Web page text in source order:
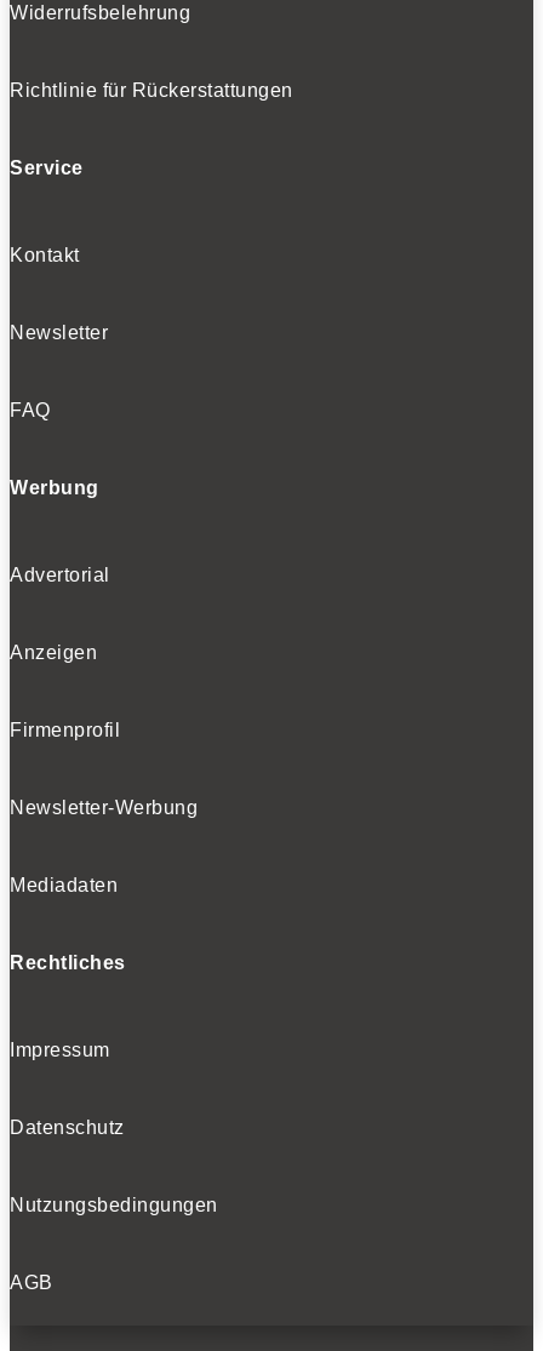
Widerrufsbelehrung
Richtlinie für Rückerstattungen
Service
Kontakt
Newsletter
FAQ
Werbung
Advertorial
Anzeigen
Firmenprofil
Newsletter-Werbung
Mediadaten
Rechtliches
Impressum
Datenschutz
Nutzungsbedingungen
AGB